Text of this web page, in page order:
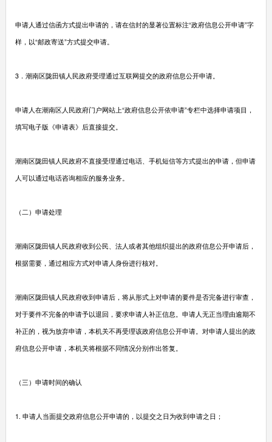
申请人通过信函方式提出申请的，请在信封的显著位置标注“政府信息公开申请”字
样，以“邮政寄送”方式提交申请。
3．潮南区陇田镇人民政府受理通过互联网提交的政府信息公开申请。
申请人在潮南区人民政府门户网站上“政府信息公开依申请”专栏中选择申请项目，
填写电子版《申请表》后直接提交。
潮南区陇田镇人民政府不直接受理通过电话、手机短信等方式提出的申请，但申请
人可以通过电话咨询相应的服务业务。
（二）申请处理
潮南区陇田镇人民政府收到公民、法人或者其他组织提出的政府信息公开申请后，
根据需要，通过相应方式对申请人身份进行核对。
潮南区陇田镇人民政府收到申请后，将从形式上对申请的要件是否完备进行审查，
对于要件不完备的申请予以退回，要求申请人补正信息。申请人无正当理由逾期不
补正的，视为放弃申请，本机关不再受理该政府信息公开申请。对申请人提出的政
府信息公开申请，本机关将根据不同情况分别作出答复。
（三）申请时间的确认
1. 申请人当面提交政府信息公开申请的，以提交之日为收到申请之日；